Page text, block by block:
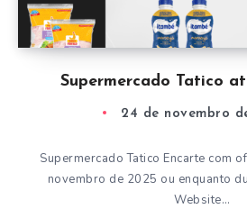
Supermercado Tatico
24 de novembro
Supermercado Tatico Encarte com
novembro de 2025 ou enquanto
Website…